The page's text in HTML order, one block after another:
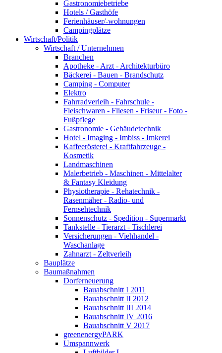
Gastronomiebetriebe
Hotels / Gasthöfe
Ferienhäuser/-wohnungen
Campingplätze
Wirtschaft/Politik
Wirtschaft / Unternehmen
Branchen
Apotheke - Arzt - Architekturbüro
Bäckerei - Bauen - Brandschutz
Camping - Computer
Elektro
Fahrradverleih - Fahrschule -
Fleischwaren - Fliesen - Friseur - Foto -
Fußpflege
Gastronomie - Gebäudetechnik
Hotel - Imaging - Imbiss - Imkerei
Kaffeerösterei - Kraftfahrzeuge -
Kosmetik
Landmaschinen
Malerbetrieb - Maschinen - Mittelalter
& Fantasy Kleidung
Physiotherapie - Rehatechnik -
Rasenmäher - Radio- und
Fernsehtechnik
Sonnenschutz - Spedition - Supermarkt
Tankstelle - Tierarzt - Tischlerei
Versicherungen - Viehhandel -
Waschanlage
Zahnarzt - Zeltverleih
Bauplätze
Baumaßnahmen
Dorferneuerung
Bauabschnitt I 2011
Bauabschnitt II 2012
Bauabschnitt III 2014
Bauabschnitt IV 2016
Bauabschnitt V 2017
greenenergyPARK
Umspannwerk